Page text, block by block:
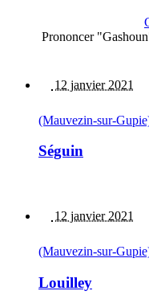
Prononcer
12 janvier 2021
(Mauvezin-sur-
Séguin
12 janvier 2021
(Mauvezin-sur-
Louilley